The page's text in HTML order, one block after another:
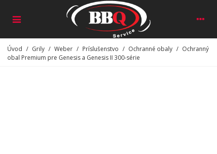
Úvod / Grily / Weber / Príslušenstvo / Ochranné obaly / Ochranný
obal Premium pre Genesis a Genesis II 300-série